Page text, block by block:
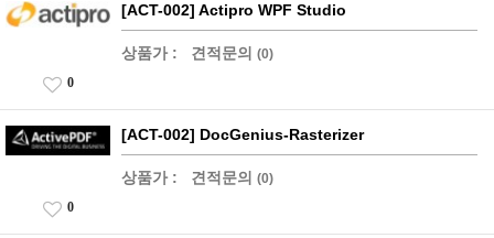
[ACT-002] Actipro WPF Studio
상품가 : 견적문의 (0)
0
[ACT-002] DocGenius-Rasterizer
상품가 : 견적문의 (0)
0